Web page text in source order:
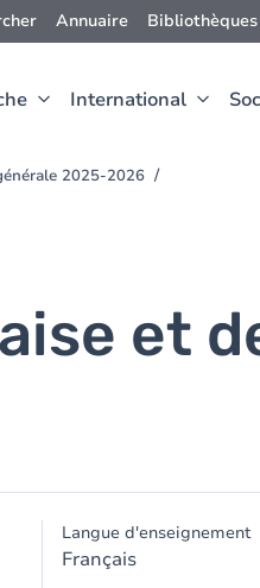
Annuaire Bibliothèques
International
2025-2026
et
Langue d'enseignement
Français